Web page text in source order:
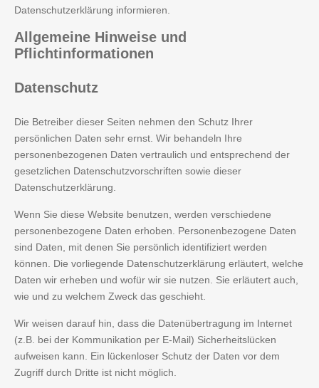
Datenschutzerklärung informieren.
Allgemeine Hinweise und
Pflichtinformationen
Datenschutz
Die Betreiber dieser Seiten nehmen den Schutz Ihrer
persönlichen Daten sehr ernst. Wir behandeln Ihre
personenbezogenen Daten vertraulich und entsprechend der
gesetzlichen Datenschutzvorschriften sowie dieser
Datenschutzerklärung.
Wenn Sie diese Website benutzen, werden verschiedene
personenbezogene Daten erhoben. Personenbezogene Daten
sind Daten, mit denen Sie persönlich identifiziert werden
können. Die vorliegende Datenschutzerklärung erläutert, welche
Daten wir erheben und wofür wir sie nutzen. Sie erläutert auch,
wie und zu welchem Zweck das geschieht.
Wir weisen darauf hin, dass die Datenübertragung im Internet
(z.B. bei der Kommunikation per E-Mail) Sicherheitslücken
aufweisen kann. Ein lückenloser Schutz der Daten vor dem
Zugriff durch Dritte ist nicht möglich.